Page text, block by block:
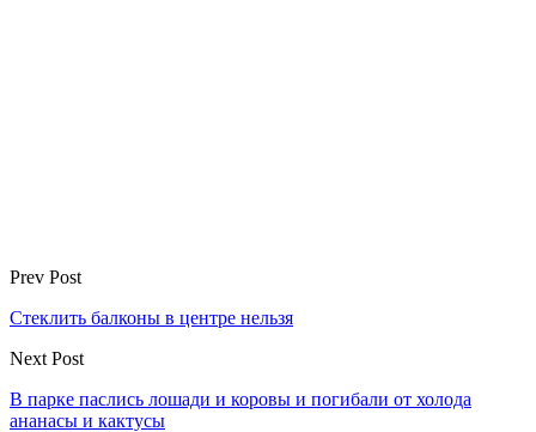
Prev Post
Стеклить балконы в центре нельзя
Next Post
В парке паслись лошади и коровы и погибали от холода
ананасы и кактусы